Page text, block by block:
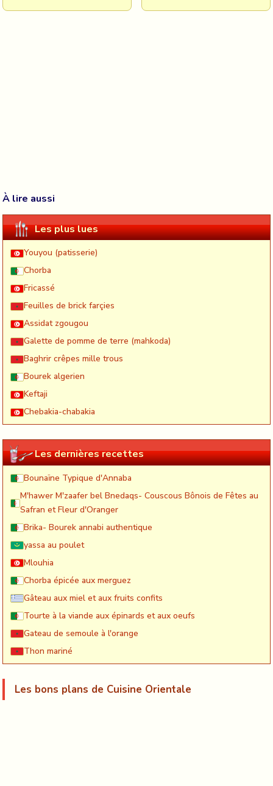
À lire aussi
Les plus lues
Youyou (patisserie)
Chorba
Fricassé
Feuilles de brick farçies
Assidat zgougou
Galette de pomme de terre (mahkoda)
Baghrir crêpes mille trous
Bourek algerien
Keftaji
Chebakia-chabakia
Les dernières recettes
Bounaïne Typique d'Annaba
M'hawer M'zaafer bel Bnedaqs- Couscous Bônois de Fêtes au
Safran et Fleur d'Oranger
Brika- Bourek annabi authentique
yassa au poulet
Mlouhia
Chorba épicée aux merguez
Gâteau aux miel et aux fruits confits
Tourte à la viande aux épinards et aux oeufs
Gateau de semoule à l'orange
Thon mariné
Les bons plans de Cuisine Orientale